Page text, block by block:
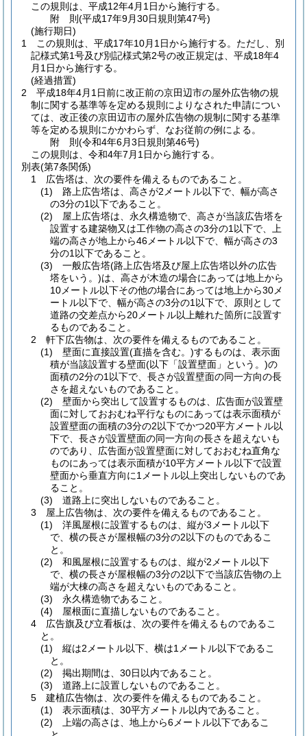
この規則は、平成12年4月1日から施行する。
附 則(平成17年9月30日規則第47号)
(施行期日)
1
この規則は、平成17年10月1日から施行する。 ただし、別
記様式第1号及び別記様式第2号の改正規定は、平成18年4
月1日から施行する。
(経過措置)
2
平成18年4月1日前に改正前の京田辺市の屋外広告物の規
制に関する基準等を定める規則によりなされた申請につい
ては、改正後の京田辺市の屋外広告物の規制に関する基準
等を定める規則にかかわらず、なお従前の例による。
附 則(令和4年6月3日規則第46号)
この規則は、令和4年7月1日から施行する。
別表(第7条関係)
1 広告塔は、次の要件を備えるものであること。
(1) 路上広告塔は、高さが2メートル以下で、幅が高さ
の3分の1以下であること。
(2) 屋上広告塔は、永久構造物で、高さが当該広告塔を
設置する建築物又は工作物の高さの3分の1以下で、上
端の高さが地上から46メートル以下で、幅が高さの3
分の1以下であること。
(3) 一般広告塔(路上広告塔及び屋上広告塔以外の広告
塔をいう。)は、高さが木造の場合にあっては地上から
10メートル以下その他の場合にあっては地上から30メ
ートル以下で、幅が高さの3分の1以下で、原則として
道路の交差点から20メートル以上離れた箇所に設置す
るものであること。
2 軒下広告物は、次の要件を備えるものであること。
(1) 壁面に直接設置(直描を含む。)するものは、表示面
積が当該設置する壁面(以下「設置壁面」という。)の
面積の2分の1以下で、長さが設置壁面の同一方向の長
さを超えないものであること。
(2) 壁面から突出して設置するものは、広告面が設置壁
面に対しておおむね平行なものにあっては表示面積が
設置壁面の面積の3分の2以下でかつ20平方メートル以
下で、長さが設置壁面の同一方向の長さを超えないも
のであり、広告面が設置壁面に対しておおむね直角な
ものにあっては表示面積が10平方メートル以下で設置
壁面から垂直方向に1メートル以上突出しないものであ
ること。
(3) 道路上に突出しないものであること。
3 屋上広告物は、次の要件を備えるものであること。
(1) 洋風屋根に設置するものは、縦が3メートル以下
で、横の長さが屋根幅の3分の2以下のものであるこ
と。
(2) 和風屋根に設置するものは、縦が2メートル以下
で、横の長さが屋根幅の3分の2以下で当該広告物の上
端が大棟の高さを超えないものであること。
(3) 永久構造物であること。
(4) 屋根面に直描しないものであること。
4 広告旗及び立看板は、次の要件を備えるものであるこ
と。
(1) 縦は2メートル以下、横は1メートル以下であるこ
と。
(2) 掲出期間は、30日以内であること。
(3) 道路上に設置しないものであること。
5 建植広告物は、次の要件を備えるものであること。
(1) 表示面積は、30平方メートル以内であること。
(2) 上端の高さは、地上から6メートル以下であるこ